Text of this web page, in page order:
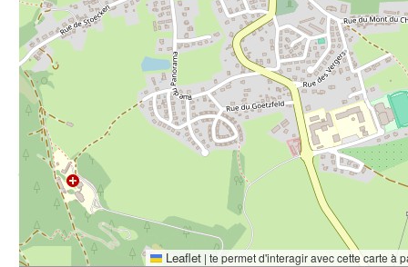
Leaflet | te permet d'interagir avec cette carte à